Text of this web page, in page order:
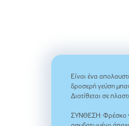
Είναι ένα
δροσερή γεύση
Διατίθεται σε
ΣΥΝΘΕΣΗ: Φρέσκο